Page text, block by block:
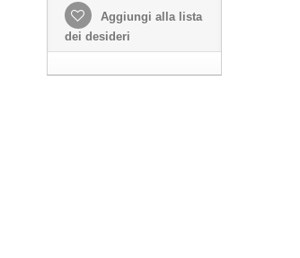
Aggiungi alla lista
dei desideri